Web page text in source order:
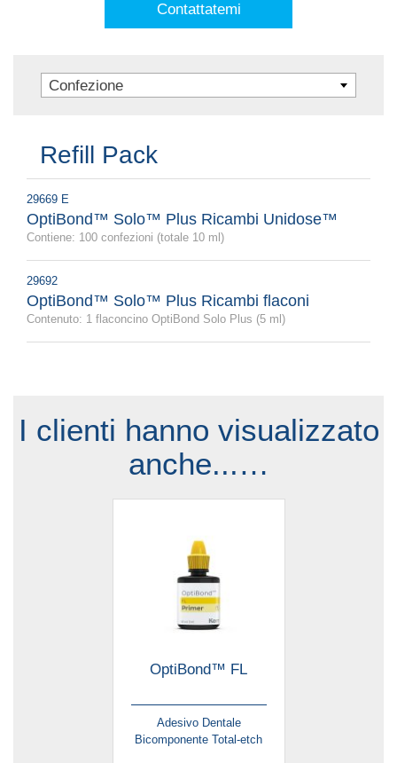
Contattatemi
Confezione
Refill Pack
29669 E
OptiBond™ Solo™ Plus Ricambi Unidose™
Contiene: 100 confezioni (totale 10 ml)
29692
OptiBond™ Solo™ Plus Ricambi flaconi
Contenuto: 1 flaconcino OptiBond Solo Plus (5 ml)
I clienti hanno visualizzato
anche...…
OptiBond™ FL
Adesivo Dentale
Bicomponente Total-etch